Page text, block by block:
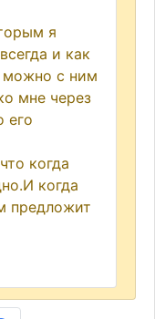
я
и как
можно с ним
мне через
его
когда
когда
предложит